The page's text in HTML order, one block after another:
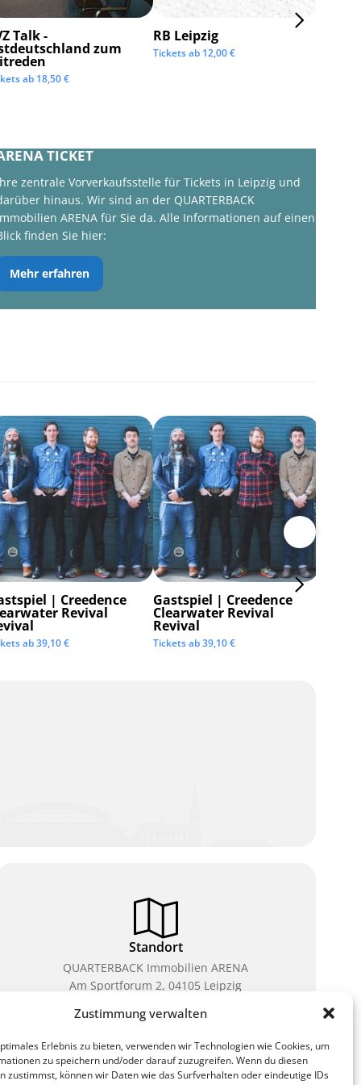
Zustimmung verwalten
Erlebnis zu bieten, verwenden wir Technologien wie Cookies, um
zu speichern und/oder darauf zuzugreifen. Wenn du diesen
zustimmst, können wir Daten wie das Surfverhalten oder eindeutige IDs
Talk -
zum
ab 18,50€
RB Leipzig
Tickets ab 12,00€
TICKET
zentrale Vorverkaufsstelle für Tickets in Leipzig und
hinaus. Wir sind an der QUARTERBACK
ARENA für Sie da. Alle Informationen auf einen
finden Sie hier:
Mehr erfahren
| Creedence
Revival
ab39,10€
Gastspiel | Creedence
Clearwater Revival
Revival
Tickets ab39,10€
Standort
QUARTERBACK Immobilien ARENA
Am Sportforum 2, 04105 Leipzig
Sie erreichen uns mit dem Öffentlichen Nahverkehr:
Waldplatz/Arena. Kostenfreies Parken ist während
des Ticketkaufs möglich.